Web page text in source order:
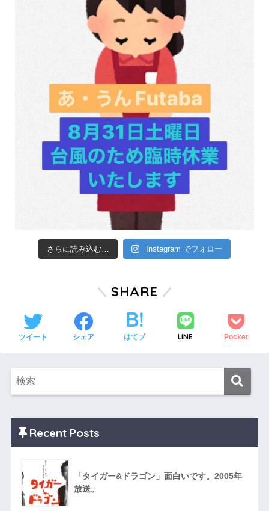
さらに読み込む… Instagram でフォロー
SHARE
ツイート シェア はてブ LINE Pocket
Recent Posts
「タイガー&ドラゴン」面白いです。2005年
放送。